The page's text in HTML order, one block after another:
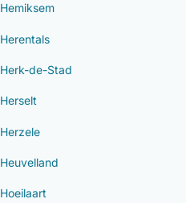
Hemiksem
Herentals
Herk-de-Stad
Herselt
Herzele
Heuvelland
Hoeilaart